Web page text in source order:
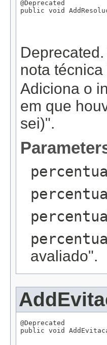
@Deprecated
public void
Deprecated.
nota
Adiciona o
em que
sei)".
avaliado".
@Deprecated
public void